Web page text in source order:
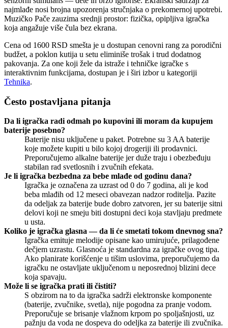
najmlađe nosi brojna upozorenja stručnjaka o prekomernoj upotrebi.
Muzičko Pače zauzima srednji prostor: fizička, opipljiva igračka
koja angažuje više čula bez ekrana.
Cena od 1600 RSD smešta je u dostupan cenovni rang za porodični
budžet, a poklon kutija u setu eliminiše trošak i trud dodatnog
pakovanja. Za one koji žele da istraže i tehničke igračke s
interaktivnim funkcijama, dostupan je i širi izbor u kategoriji
Tehnika.
Često postavljana pitanja
Da li igračka radi odmah po kupovini ili moram da kupujem
baterije posebno?
Baterije nisu uključene u paket. Potrebne su 3 AA baterije
koje možete kupiti u bilo kojoj drogeriji ili prodavnici.
Preporučujemo alkalne baterije jer duže traju i obezbeđuju
stabilan rad svetlosnih i zvučnih efekata.
Je li igračka bezbedna za bebe mlađe od godinu dana?
Igračka je označena za uzrast od 0 do 7 godina, ali je kod
beba mlađih od 12 meseci obavezan nadzor roditelja. Pazite
da odeljak za baterije bude dobro zatvoren, jer su baterije sitni
delovi koji ne smeju biti dostupni deci koja stavljaju predmete
u usta.
Koliko je igračka glasna — da li će smetati tokom dnevnog sna?
Igračka emituje melodije opisane kao umirujuće, prilagođene
dečjem uzrastu. Glasnoća je standardna za igračke ovog tipa.
Ako planirate korišćenje u tišim uslovima, preporučujemo da
igračku ne ostavljate uključenom u neposrednoj blizini dece
koja spavaju.
Može li se igračka prati ili čistiti?
S obzirom na to da igračka sadrži elektronske komponente
(baterije, zvučnike, svetla), nije pogodna za pranje vodom.
Preporučuje se brisanje vlažnom krpom po spoljašnjosti, uz
pažnju da voda ne dospeva do odeljka za baterije ili zvučnika.